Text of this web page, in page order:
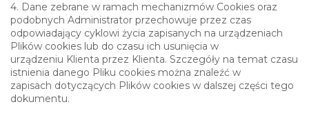
4. Dane zebrane w ramach mechanizmów Cookies oraz
podobnych Administrator przechowuje przez czas
odpowiadający cyklowi życia zapisanych na urządzeniach
Plików cookies lub do czasu ich usunięcia w
urządzeniu Klienta przez Klienta. Szczegóły na temat czasu
istnienia danego Pliku cookies można znaleźć w
zapisach dotyczących Plików cookies w dalszej części tego
dokumentu.